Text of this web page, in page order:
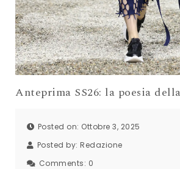
Anteprima SS26: la poesia
Posted on: Ottobre 3, 2025
Posted by: Redazione
Comments: 0